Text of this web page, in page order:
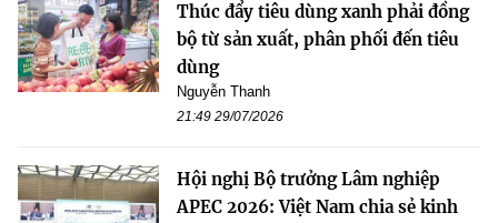
Thúc đẩy tiêu dùng xanh phải đồng
bộ từ sản xuất, phân phối đến tiêu
dùng
Nguyễn Thanh
21:49 29/07/2026
Hội nghị Bộ trưởng Lâm nghiệp
APEC 2026: Việt Nam chia sẻ kinh